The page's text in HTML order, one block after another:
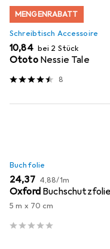
MENGENRABATT
Schreibtisch Accessoire
EUR
10,84 bei 2 Stück
Ototo Nessie Tale
8
Buchfolie
EUR
24,37 EUR
4,88/1m
Oxford Buchschutzfolie
5 m x 70 cm